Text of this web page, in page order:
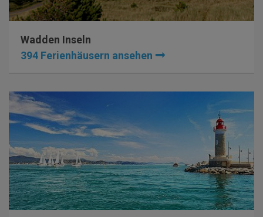
Wadden Inseln
394 Ferienhäusern ansehen